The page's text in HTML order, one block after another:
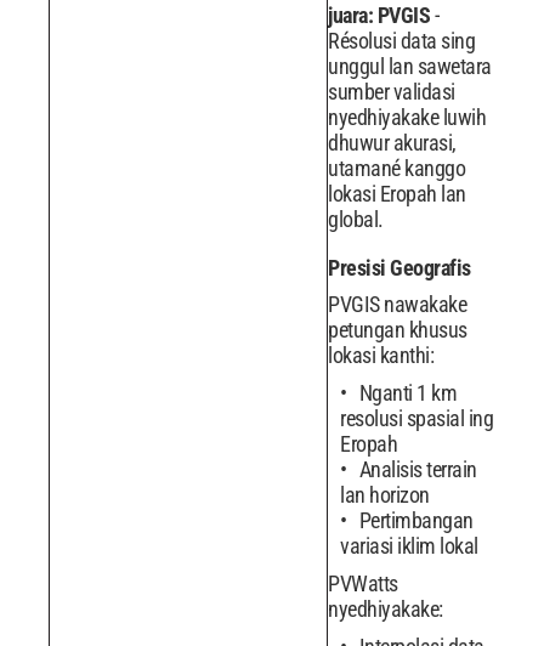
juara: PVGIS-
Résolusi data sing
unggul lan sawetara
sumber validasi
nyedhiyakake luwih
dhuwur akurasi,
utamané kanggo
lokasi Eropah lan
global.
Presisi Geografis
PVGIS nawakake
petungan khusus
lokasi kanthi:
Nganti 1 km
resolusi spasial ing
Eropah
Analisis terrain
lan horizon
Pertimbangan
variasi iklim lokal
PVWatts
nyedhiyakake: